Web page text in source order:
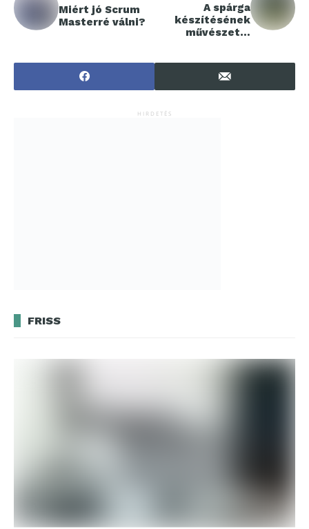
Miért jó Scrum
Masterré válni?
A spárga
készítésének
művészete:
konyhában
HIRDETÉS
FRISS